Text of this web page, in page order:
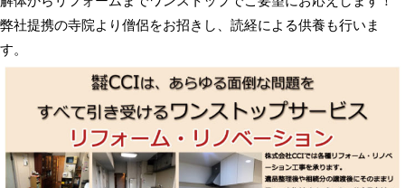
弊社提携の寺院より僧侶をお招きし、読経による供養も行いま
す。